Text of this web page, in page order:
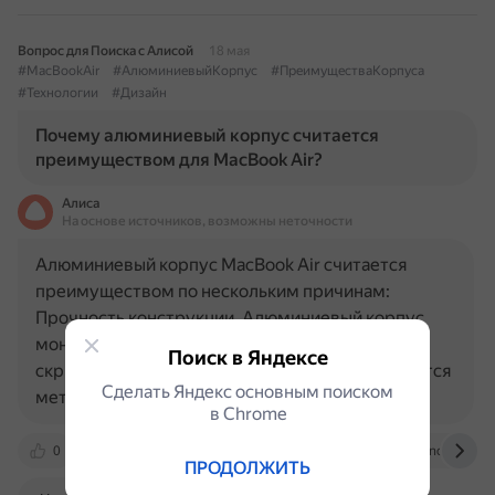
Вопрос для Поиска с Алисой
18 мая
#MacBookAir
#АлюминиевыйКорпус
#ПреимуществаКорпуса
#Технологии
#Дизайн
Почему алюминиевый корпус считается
преимуществом для MacBook Air?
Алиса
На основе источников, возможны неточности
0
Алюминиевый корпус MacBook Air считается
преимуществом по нескольким причинам:
Прочность конструкции. Алюминиевый корпус
монолитен и надёжен, что исключает люфты,
скрипы и потрескивания. Вокруг экрана находится
металлическая рамка, которая…
Поиск в Яндексе
Сделать Яндекс основным поиском
в Сhrome
ПРОДОЛЖИТЬ